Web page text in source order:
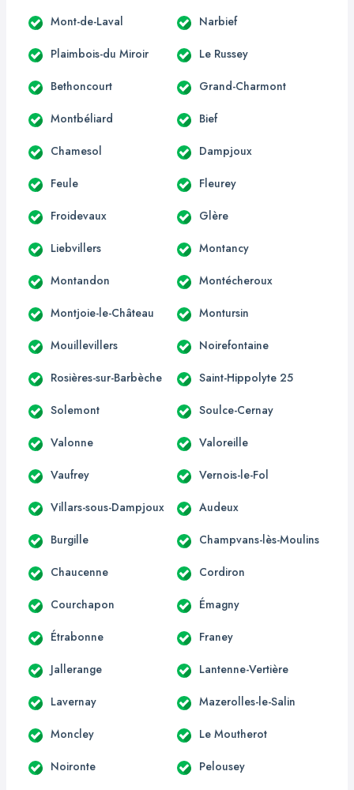
Mont-de-Laval Narbief
Plaimbois-du Miroir Le Russey
Bethoncourt Grand-Charmont
Montbéliard Bief
Chamesol Dampjoux
Feule Fleurey
Froidevaux Glère
Liebvillers Montancy
Montandon Montécheroux
Montjoie-le-Château Montursin
Mouillevillers Noirefontaine
Rosières-sur-Barbèche Saint-Hippolyte 25
Solemont Soulce-Cernay
Valonne Valoreille
Vaufrey Vernois-le-Fol
Villars-sous-Dampjoux Audeux
Burgille Champvans-lès-Moulins
Chaucenne Cordiron
Courchapon Émagny
Étrabonne Franey
Jallerange Lantenne-Vertière
Lavernay Mazerolles-le-Salin
Moncley Le Moutherot
Noironte Pelousey